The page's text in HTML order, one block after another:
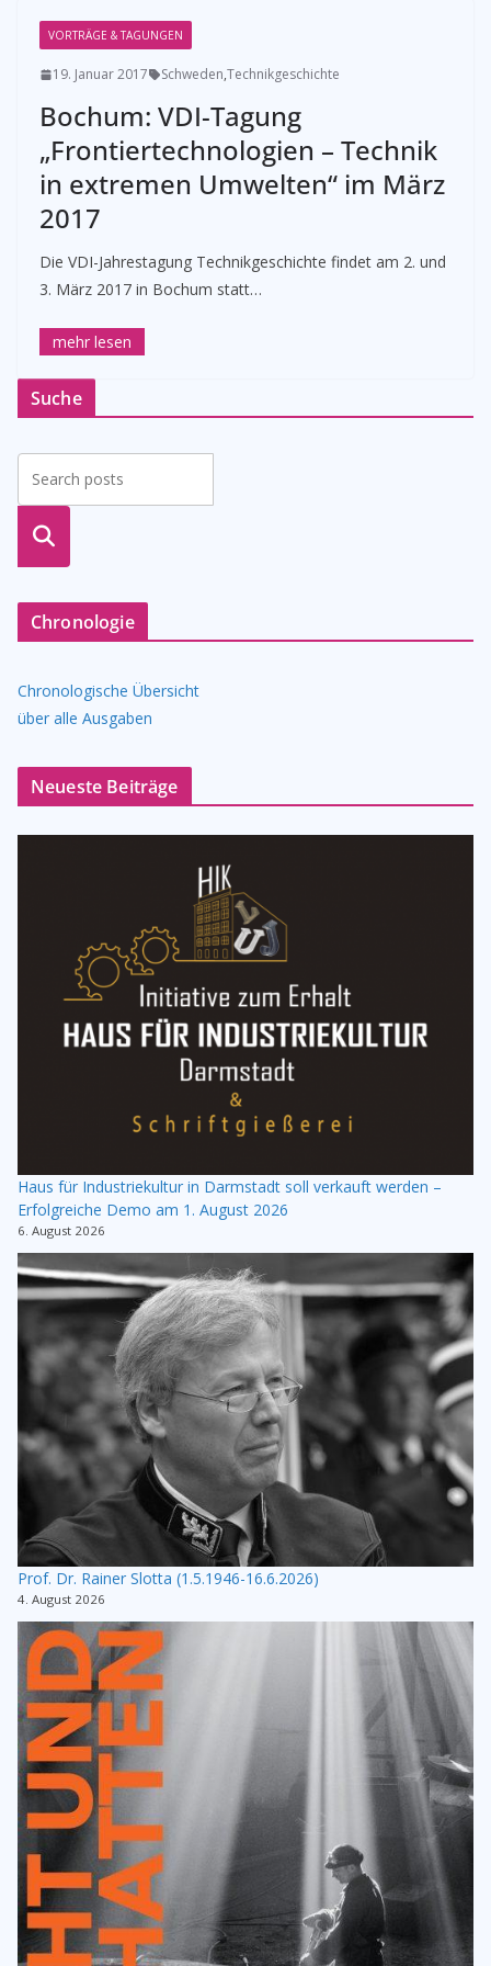
VORTRÄGE & TAGUNGEN
19. Januar 2017 Schweden,Technikgeschichte
Bochum: VDI-Tagung
„Frontiertechnologien – Technik
in extremen Umwelten“ im März
2017
Die VDI-Jahrestagung Technikgeschichte findet am 2. und
3. März 2017 in Bochum statt…
Suche
suche
Chronologie
Chronologische Übersicht
über alle Ausgaben
Neueste Beiträge
Haus für Industriekultur in Darmstadt soll verkauft werden –
Erfolgreiche Demo am 1. August 2026
6. August 2026
Prof. Dr. Rainer Slotta (1.5.1946-16.6.2026)
4. August 2026